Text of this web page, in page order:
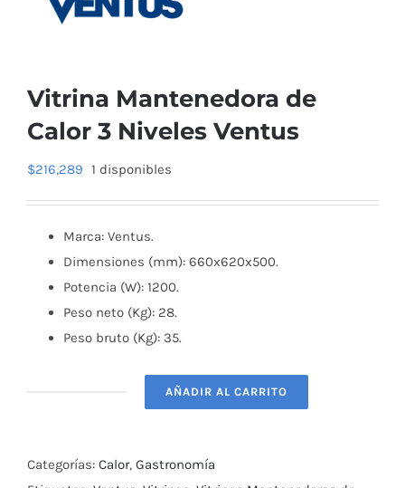
Vitrina Mantenedora de
Calor 3 Niveles Ventus
$216,289 1 disponibles
Marca: Ventus.
Dimensiones (mm): 660x620x500.
Potencia (W): 1200.
Peso neto (Kg): 28.
Peso bruto (Kg): 35.
AÑADIR AL CARRITO
Categorías: Calor, Gastronomía